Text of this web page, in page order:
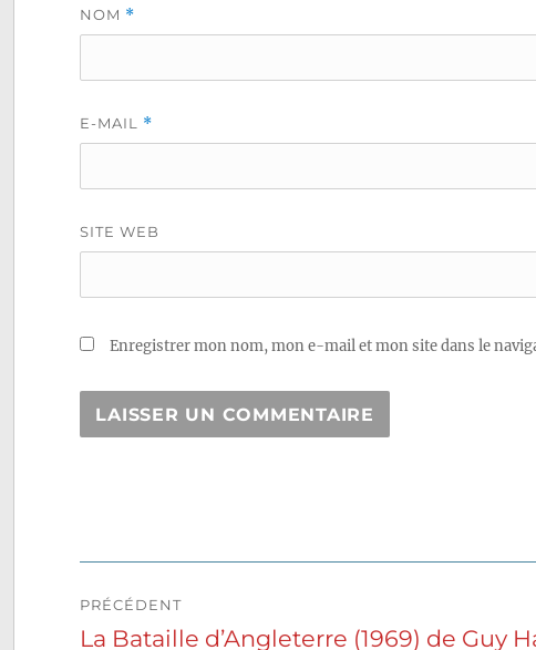
NOM *
E-MAIL *
SITE WEB
Enregistrer mon nom, mon e-mail et mon site dans le
de
PRÉCÉDENT
Publication
La Bataille d’Angleterre (1969) de Guy